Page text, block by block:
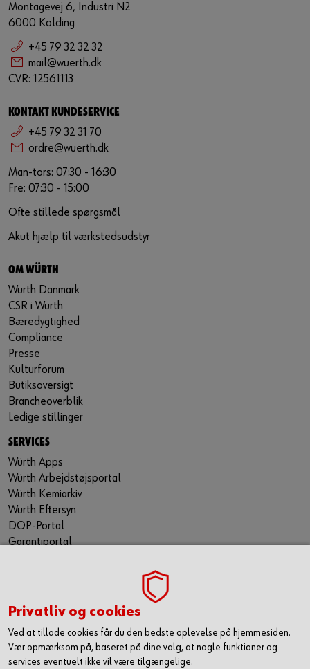
Montagevej 6, Industri N2
6000 Kolding
+45 79 32 32 32
mail@wuerth.dk
CVR: 12561113
KONTAKT KUNDESERVICE
+45 79 32 31 70
ordre@wuerth.dk
Man-tors: 07:30 - 16:30
Fre: 07:30 - 15:00
Ofte stillede spørgsmål
Akut hjælp til værkstedsudstyr
OM WÜRTH
Würth Danmark
CSR i Würth
Bæredygtighed
Compliance
Presse
Kulturforum
Butiksoversigt
Brancheoverblik
Ledige stillinger
SERVICES
Würth Apps
Würth Arbejdstøjsportal
Würth Kemiarkiv
Würth Eftersyn
DOP-Portal
Garantiportal
WÜRTH TECHNICAL SOFTWARE II
Gå ikke glip af nyheder og skarpe tilbud. Hold dig opdateret
via vores nyhedsbrev. Så får du de seneste nyheder, gode
tilbud og kampagner samt tips og tricks direkte i din
mailindbakke.
Privatliv og cookies
Ved at tillade cookies får du den bedste oplevelse på hjemmesiden.
Vær opmærksom på, baseret på dine valg, at nogle funktioner og
services eventuelt ikke vil være tilgængelige.